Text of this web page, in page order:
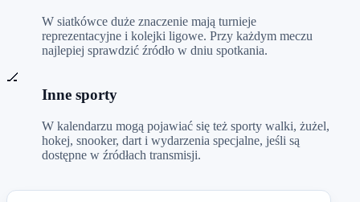
W siatkówce duże znaczenie mają turnieje
reprezentacyjne i kolejki ligowe. Przy każdym meczu
najlepiej sprawdzić źródło w dniu spotkania.
🏒
Inne sporty
W kalendarzu mogą pojawiać się też sporty walki, żużel,
hokej, snooker, dart i wydarzenia specjalne, jeśli są
dostępne w źródłach transmisji.